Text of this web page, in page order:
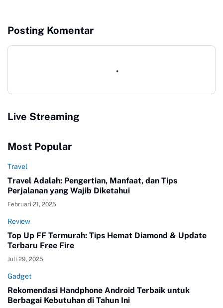
Posting Komentar
Live Streaming
Most Popular
Travel
Travel Adalah: Pengertian, Manfaat, dan Tips
Perjalanan yang Wajib Diketahui
Februari 21, 2025
Review
Top Up FF Termurah: Tips Hemat Diamond & Update
Terbaru Free Fire
Juli 29, 2025
Gadget
Rekomendasi Handphone Android Terbaik untuk
Berbagai Kebutuhan di Tahun Ini